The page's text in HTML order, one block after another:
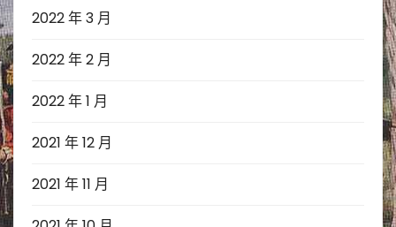
2022 年 3 月
2022 年 2 月
2022 年 1 月
2021 年 12 月
2021 年 11 月